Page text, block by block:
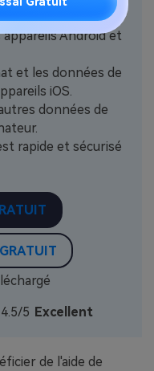
depuis
Android et
et les données de
iOS.
données de
rapide et sécurisé
4.5/5 Excellent
de l'aide de